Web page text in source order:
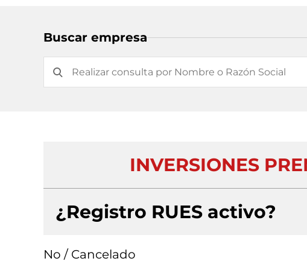
Buscar empresa
INVERSIONES
¿Registro RUES activo?
No / Cancelado